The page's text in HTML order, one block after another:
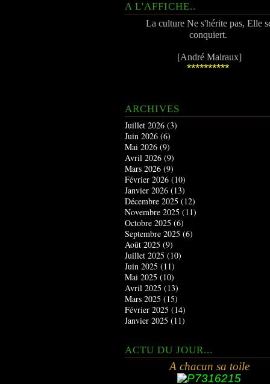
A L'AFFICHE..
La culture Ne s'hérite pas, Elle
conquiert.
[André Malraux]
**********
ARCHIVES
Juillet 2026 (3)
Juin 2026 (6)
Mai 2026 (9)
Avril 2026 (9)
Mars 2026 (9)
Février 2026 (10)
Janvier 2026 (13)
Décembre 2025 (12)
Novembre 2025 (11)
Octobre 2025 (6)
Septembre 2025 (6)
Août 2025 (9)
Juillet 2025 (10)
Juin 2025 (11)
Mai 2025 (10)
Avril 2025 (13)
Mars 2025 (15)
Février 2025 (14)
Janvier 2025 (11)
ACTU DU JOUR...
A chacun sa toile